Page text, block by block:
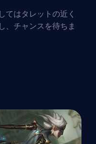
てはタレットの近く
、チャンスを待ちま